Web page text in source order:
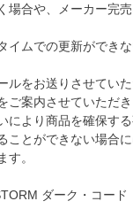
場合や、メーカー完
イムでの更新がで
ルをお送りさせていた
ご案内させていただき
より商品を確保す
ことができない場
。